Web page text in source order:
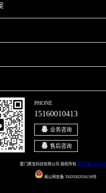
商城解决方案
案
决方案
决方案
发
开发
PHONE
15160010413
业务咨询
售后咨询
厦门爬虫科技有限公司 版权所有 闽ICP备
闽公网安备 35020302034158号